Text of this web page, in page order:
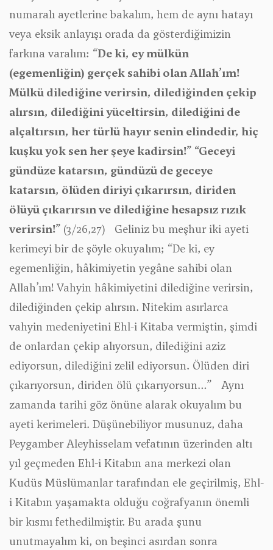
numaralı ayetlerine bakalım, hem de aynı hatayı
veya eksik anlayışı orada da gösterdiğimizin
farkına varalım: “De ki, ey mülkün
(egemenliğin) gerçek sahibi olan Allah’ım!
Mülkü dilediğine verirsin, dilediğinden çekip
alırsın, dilediğini yüceltirsin, dilediğini de
alçaltırsın, her türlü hayır senin elindedir, hiç
kuşku yok sen her şeye kadirsin!” “Geceyi
gündüze katarsın, gündüzü de geceye
katarsın, ölüden diriyi çıkarırsın, diriden
ölüyü çıkarırsın ve dilediğine hesapsız rızık
verirsin!” (3/26,27) Geliniz bu meşhur iki ayeti
kerimeyi bir de şöyle okuyalım; “De ki, ey
egemenliğin, hâkimiyetin yegâne sahibi olan
Allah’ım! Vahyin hâkimiyetini dilediğine verirsin,
dilediğinden çekip alırsın. Nitekim asırlarca
vahyin medeniyetini Ehl-i Kitaba vermiştin, şimdi
de onlardan çekip alıyorsun, dilediğini aziz
ediyorsun, dilediğini zelil ediyorsun. Ölüden diri
çıkarıyorsun, diriden ölü çıkarıyorsun…” Aynı
zamanda tarihi göz önüne alarak okuyalım bu
ayeti kerimeleri. Düşünebiliyor musunuz, daha
Peygamber Aleyhisselam vefatının üzerinden altı
yıl geçmeden Ehl-i Kitabın ana merkezi olan
Kudüs Müslümanlar tarafından ele geçirilmiş, Ehl-
i Kitabın yaşamakta olduğu coğrafyanın önemli
bir kısmı fethedilmiştir. Bu arada şunu
unutmayalım ki, on beşinci asırdan sonra